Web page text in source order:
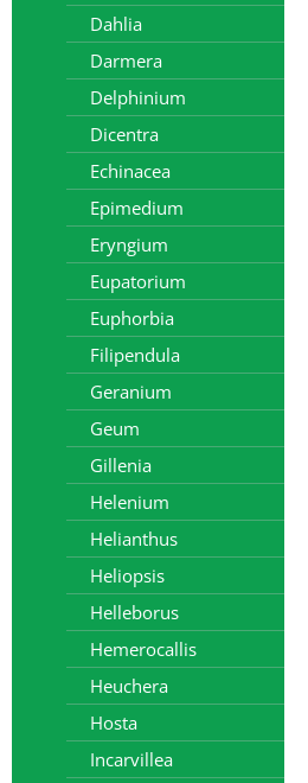
Dahlia
Darmera
Delphinium
Dicentra
Echinacea
Epimedium
Eryngium
Eupatorium
Euphorbia
Filipendula
Geranium
Geum
Gillenia
Helenium
Helianthus
Heliopsis
Helleborus
Hemerocallis
Heuchera
Hosta
Incarvillea